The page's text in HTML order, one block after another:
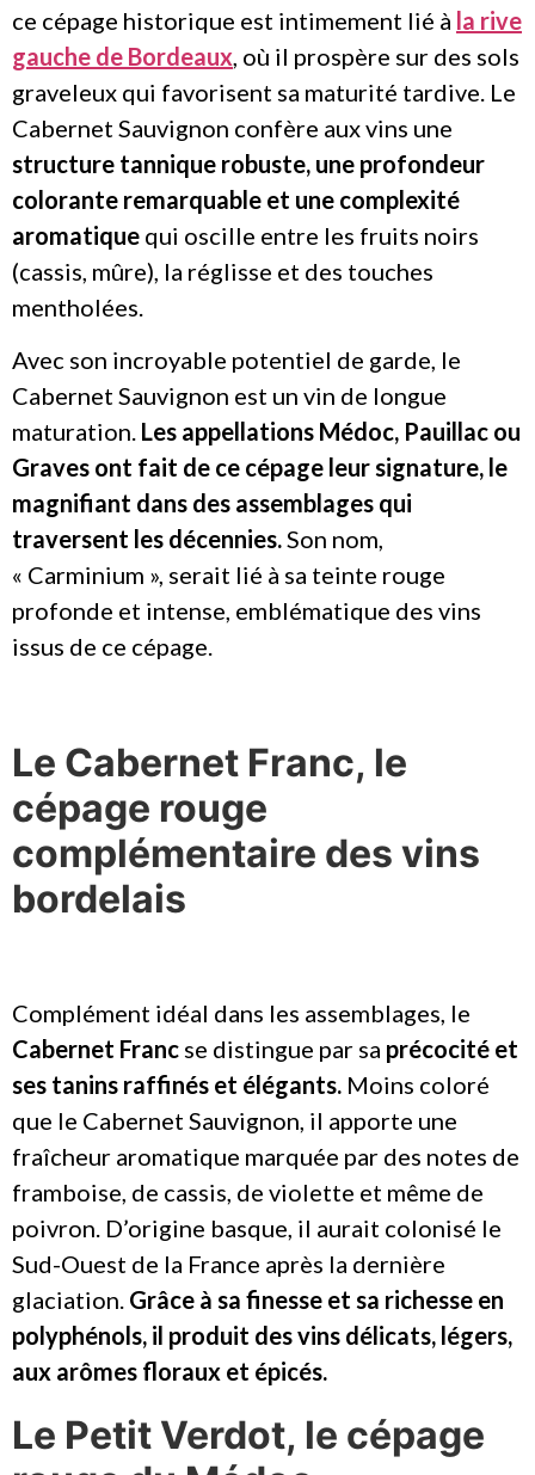
ce cépage historique est intimement lié à la rive
gauche de Bordeaux , où il prospère sur des sols
graveleux qui favorisent sa maturité tardive. Le
Cabernet Sauvignon confère aux vins une
structure tannique robuste, une profondeur
colorante remarquable et une complexité
aromatique qui oscille entre les fruits noirs
(cassis, mûre), la réglisse et des touches
mentholées.
Avec son incroyable potentiel de garde, le
Cabernet Sauvignon est un vin de longue
maturation. Les appellations Médoc, Pauillac ou
Graves ont fait de ce cépage leur signature, le
magnifiant dans des assemblages qui
traversent les décennies.Son nom,
« Carminium », serait lié à sa teinte rouge
profonde et intense, emblématique des vins
issus de ce cépage.
Le Cabernet Franc, le
cépage rouge
complémentaire des vins
bordelais
Complément idéal dans les assemblages, le
Cabernet Franc se distingue par sa précocité et
ses tanins raffinés et élégants. Moins coloré
que le Cabernet Sauvignon, il apporte une
fraîcheur aromatique marquée par des notes de
framboise, de cassis, de violette et même de
poivron. D’origine basque, il aurait colonisé le
Sud-Ouest de la France après la dernière
glaciation. Grâce à sa finesse et sa richesse en
polyphénols, il produit des vins délicats, légers,
aux arômes floraux et épicés.
Le Petit Verdot, le cépage